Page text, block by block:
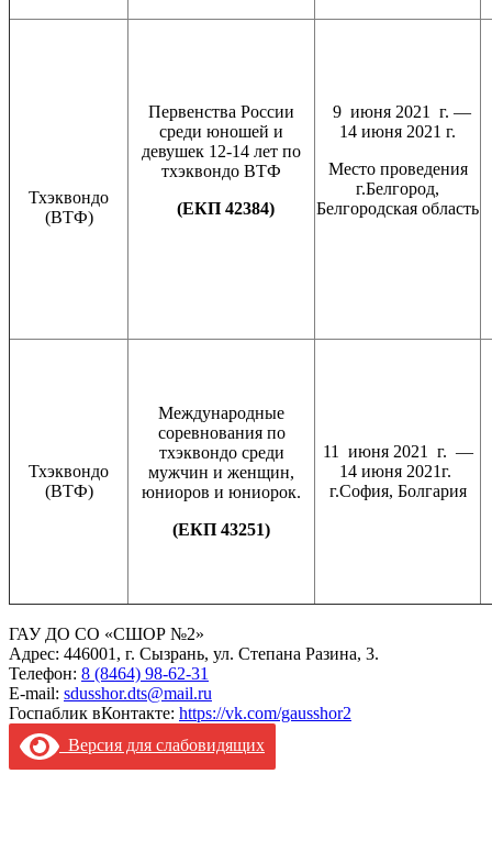
Тхэквондо
(ВТФ)
Первенства России
среди юношей и
девушек 12-14 лет по
тхэквондо ВТФ
(ЕКП 42384)
9 июня 2021 г. —
14 июня 2021 г.
Место проведения
г.Белгород,
Белгородская область
Тхэквондо
(ВТФ)
Международные
соревнования по
тхэквондо среди
мужчин и женщин,
юниоров и юниорок.
(ЕКП 43251)
11 июня 2021 г. —
14 июня 2021г.
г.София, Болгария
ГАУ ДО СО «СШОР №2»
Адрес: 446001, г. Сызрань, ул. Степана Разина, 3.
Телефон: 8 (8464) 98-62-31
E-mail: sdusshor.dts@mail.ru
Госпаблик вКонтакте: https://vk.com/gausshor2
Версия для слабовидящих